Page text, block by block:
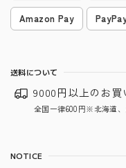
Amazon Pay
送料について
9000円以上のお買
全国一律600円※北海道、
NOTICE